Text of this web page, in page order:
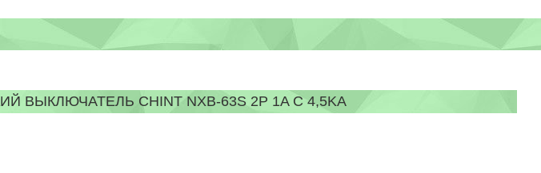
ВЫКЛЮЧАТЕЛЬ CHINT NXB-63S 2P 1A C 4,5KA